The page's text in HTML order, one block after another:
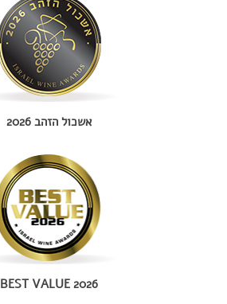
אשכול הזהב 2026
BEST VALUE 2026